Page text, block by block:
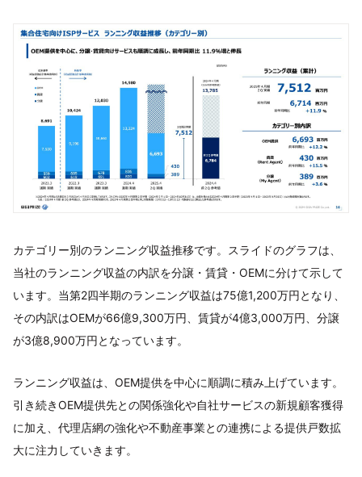
カテゴリー別のランニング収益推移です。スライドのグラフは、
当社のランニング収益の内訳を分譲・賃貸・OEMに分けて示して
います。当第2四半期のランニング収益は75億1,200万円となり、
その内訳はOEMが66億9,300万円、賃貸が4億3,000万円、分譲
が3億8,900万円となっています。
ランニング収益は、OEM提供を中心に順調に積み上げています。
引き続きOEM提供先との関係強化や自社サービスの新規顧客獲得
に加え、代理店網の強化や不動産事業との連携による提供戸数拡
大に注力していきます。